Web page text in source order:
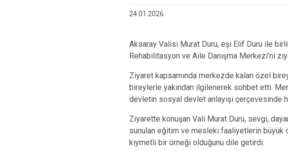
24.01.2026
Aksaray Valisi Murat Duru, eşi Elif Duru ile
Rehabilitasyon ve Aile Danışma Merkezi’ni
Ziyaret kapsamında merkezde kalan özel
bireylerle yakından ilgilenerek sohbet etti.
devletin sosyal devlet anlayışı çerçevesinde
Ziyarette konuşan Vali Murat Duru, sevgi,
sunulan eğitim ve mesleki faaliyetlerin büyük
kıymetli bir örneği olduğunu dile getirdi.